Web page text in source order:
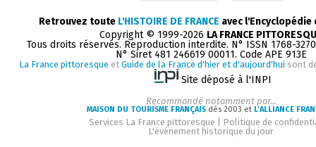
Retrouvez toute L'HISTOIRE DE FRANCE avec
Copyright © 1999-2026 LA FRANCE
Tous droits réservés. Reproduction interdite. N° ISSN 1768-
N° Siret 481 246619 00011. Code APE 913E
La France pittoresque et Guide de la France d'hier et d'aujourd'hui sont
Site déposé à l'INPI
Recommandé notamment par...
MAISON DU TOURISME FRANÇAIS dès 2003 et L'ALLIANCE
Services La France pittoresque
Politique de
L'événement historique du jour